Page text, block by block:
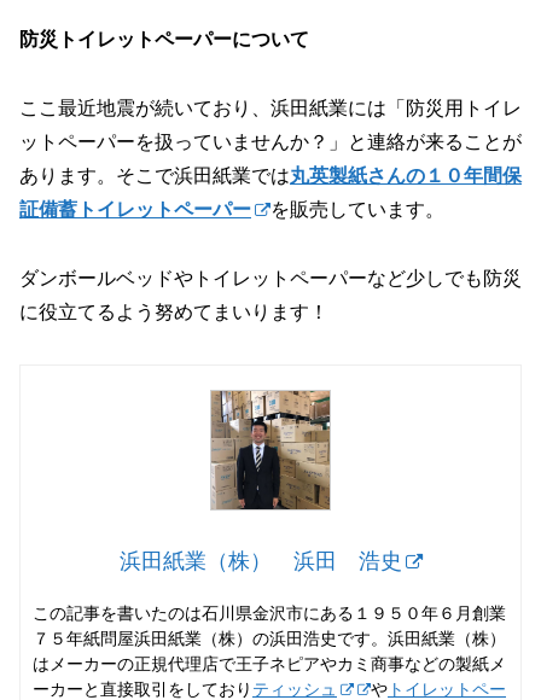
防災トイレットペーパーについて
ここ最近地震が続いており、浜田紙業には「防災用トイレ
ットペーパーを扱っていませんか？」と連絡が来ることが
あります。そこで浜田紙業では丸英製紙さんの１０年間保
証備蓄トイレットペーパー
を販売しています。
ダンボールベッドやトイレットペーパーなど少しでも防災
に役立てるよう努めてまいります！
浜田紙業（株） 浜田 浩史
この記事を書いたのは石川県金沢市にある１９５０年６月創業
７５年紙問屋浜田紙業（株）の浜田浩史です。浜田紙業（株）
はメーカーの正規代理店で王子ネピアやカミ商事などの製紙メ
ーカーと直接取引をしており ティッシュ や トイレットペー